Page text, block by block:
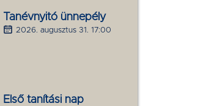
Tanévnyitó ünnepély
2026. augusztus 31. 17:00
Első tanítási nap